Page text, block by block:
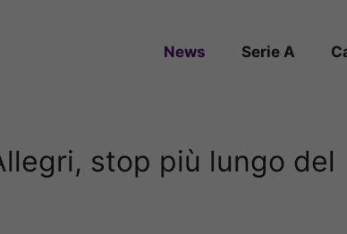
News Serie A
stop più lungo del